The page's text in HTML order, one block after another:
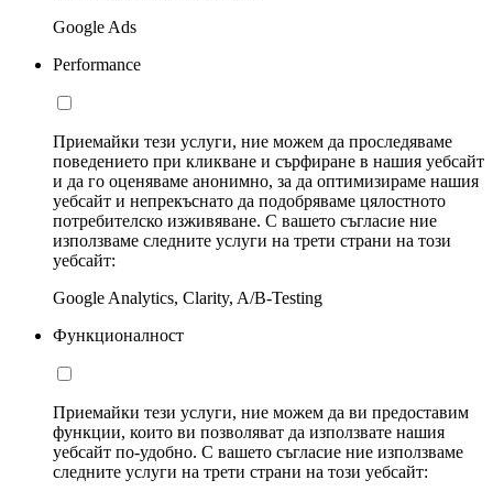
Google Ads
Performance
Приемайки тези услуги, ние можем да проследяваме
поведението при кликване и сърфиране в нашия уебсайт
и да го оценяваме анонимно, за да оптимизираме нашия
уебсайт и непрекъснато да подобряваме цялостното
потребителско изживяване. С вашето съгласие ние
използваме следните услуги на трети страни на този
уебсайт:
Google Analytics, Clarity, A/B-Testing
Функционалност
Приемайки тези услуги, ние можем да ви предоставим
функции, които ви позволяват да използвате нашия
уебсайт по-удобно. С вашето съгласие ние използваме
следните услуги на трети страни на този уебсайт: